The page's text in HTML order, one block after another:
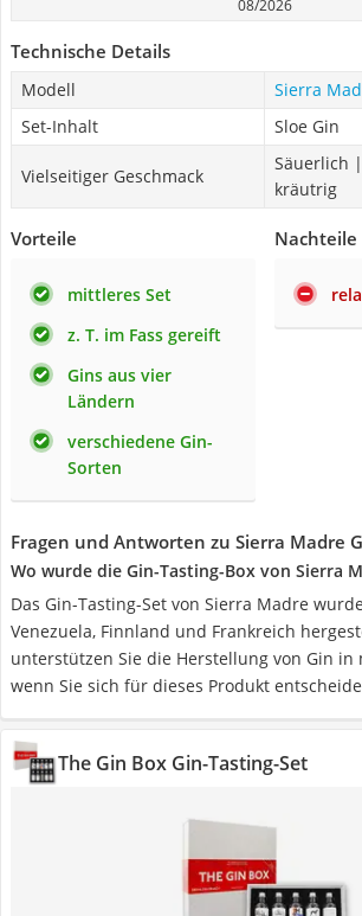
08/2026
Technische Details
Modell
Sierra
Set-Inhalt
Sloe Gin
Vielseitiger Geschmack
Säuerlich
kräutrig
Vorteile
mittleres Set
z. T. im Fass gereift
Gins aus vier
Ländern
verschiedene Gin-
Sorten
Nachteile
Fragen und Antworten zu Sierra Madre
Wo wurde die Gin-Tasting-Box von Sierra
Das Gin-Tasting-Set von Sierra Madre
Venezuela, Finnland und Frankreich
unterstützen Sie die Herstellung von Gin in
wenn Sie sich für dieses Produkt
The Gin Box Gin-Tasting-Set